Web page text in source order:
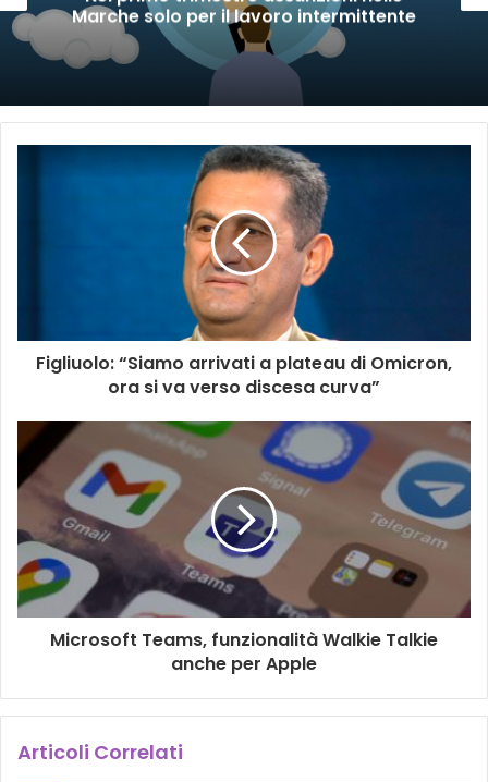
per il lavoro intermittente
Figliuolo: “Siamo arrivati a plateau di Omicron,
ora si va verso discesa curva”
Microsoft Teams, funzionalità Walkie Talkie
anche per Apple
Articoli Correlati